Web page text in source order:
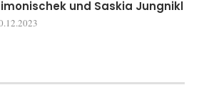
und Saskia Jungnikl